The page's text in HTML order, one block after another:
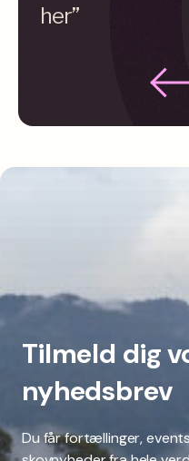
her”
Tilmeld dig
nyhedsbrev
Du får fortællinger,